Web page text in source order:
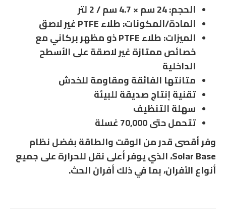
الحجم: 24 سم × 4.7 سم / 2 لتر
المادة/المكونات: طلاء PTFE غير لاصق
الميزات: طلاء PTFE ذو مظهر بركاني مع
خصائص ممتازة غير لاصقة على الأسطح
الداخلية
متانتها الفائقة ومقاومة للخدش
تقنية إنتاج صديقة للبيئة
سهلة التنظيف
تتحمل حتى 70,000 غسلة
وفر أقصى قدر من الوقت والطاقة بفضل نظام
Solar Base، الذي يوفر أعلى نقل للحرارة على جميع
أنواع الأفران، بما في ذلك أفران الحث.